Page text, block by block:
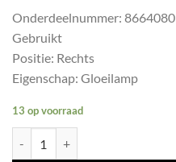
Onderdeelnummer: 8664080
Gebruikt
Positie: Rechts
Eigenschap: Gloeilamp
13 op voorraad